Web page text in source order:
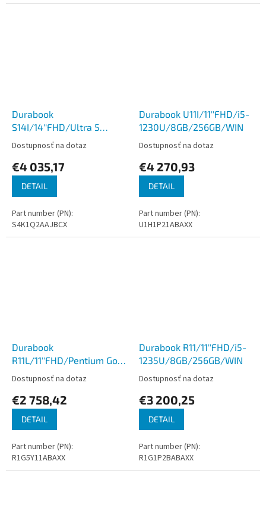
Durabook
S14I/14''FHD/Ultra 5
125U/16GB/256GB/WIN
Dostupnosť na dotaz
€4 035,17
DETAIL
Part number (PN):
S4K1Q2AAJBCX
Durabook U11I/11''FHD/i5-
1230U/8GB/256GB/WIN
Dostupnosť na dotaz
€4 270,93
DETAIL
Part number (PN):
U1H1P21ABAXX
Durabook
R11L/11''FHD/Pentium Gold
8505/8GB/128GB/
Dostupnosť na dotaz
€2 758,42
DETAIL
Part number (PN):
R1G5Y11ABAXX
Durabook R11/11''FHD/i5-
1235U/8GB/256GB/WIN
Dostupnosť na dotaz
€3 200,25
DETAIL
Part number (PN):
R1G1P2BABAXX